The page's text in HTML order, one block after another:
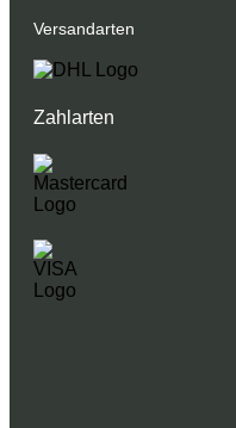
Versandarten
Zahlarten